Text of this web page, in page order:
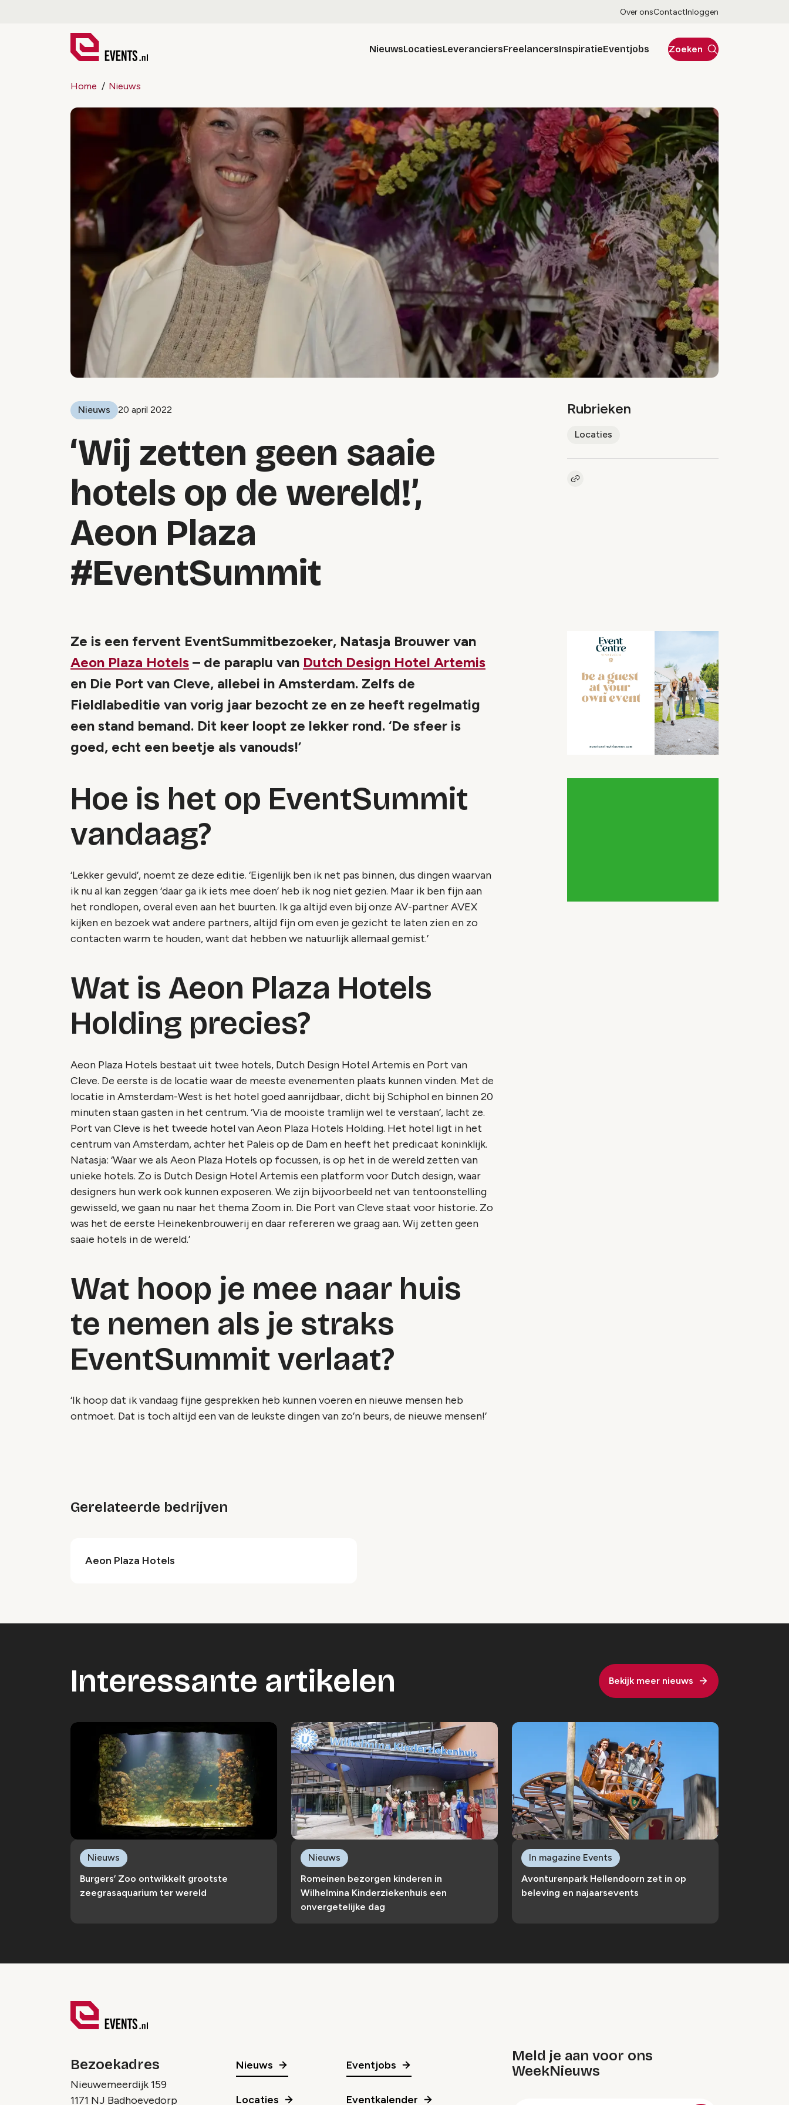
Over onsContactInloggen
NieuwsLocatiesLeveranciersFreelancersInspiratieEventjobs Zoeken
Home Nieuws
Nieuws 20 april 2022
‘Wij zetten geen saaie
hotels op de wereld!’,
Aeon Plaza
#EventSummit
Rubrieken
Locaties
Kopieer link naar artikel
Ze is een fervent EventSummitbezoeker, Natasja Brouwer van
Aeon Plaza Hotels – de paraplu van Dutch Design Hotel Artemis
en Die Port van Cleve, allebei in Amsterdam. Zelfs de
Fieldlabeditie van vorig jaar bezocht ze en ze heeft regelmatig
een stand bemand. Dit keer loopt ze lekker rond. ‘De sfeer is
goed, echt een beetje als vanouds!’
Hoe is het op EventSummit
vandaag?
‘Lekker gevuld’, noemt ze deze editie. ‘Eigenlijk ben ik net pas binnen, dus dingen waarvan
ik nu al kan zeggen ‘daar ga ik iets mee doen’ heb ik nog niet gezien. Maar ik ben fijn aan
het rondlopen, overal even aan het buurten. Ik ga altijd even bij onze AV-partner AVEX
kijken en bezoek wat andere partners, altijd fijn om even je gezicht te laten zien en zo
contacten warm te houden, want dat hebben we natuurlijk allemaal gemist.’
Wat is Aeon Plaza Hotels
Holding precies?
Aeon Plaza Hotels bestaat uit twee hotels, Dutch Design Hotel Artemis en Port van
Cleve. De eerste is de locatie waar de meeste evenementen plaats kunnen vinden. Met de
locatie in Amsterdam-West is het hotel goed aanrijdbaar, dicht bij Schiphol en binnen 20
minuten staan gasten in het centrum. ‘Via de mooiste tramlijn wel te verstaan’, lacht ze.
Port van Cleve is het tweede hotel van Aeon Plaza Hotels Holding. Het hotel ligt in het
centrum van Amsterdam, achter het Paleis op de Dam en heeft het predicaat koninklijk.
Natasja: ‘Waar we als Aeon Plaza Hotels op focussen, is op het in de wereld zetten van
unieke hotels. Zo is Dutch Design Hotel Artemis een platform voor Dutch design, waar
designers hun werk ook kunnen exposeren. We zijn bijvoorbeeld net van tentoonstelling
gewisseld, we gaan nu naar het thema Zoom in. Die Port van Cleve staat voor historie. Zo
was het de eerste Heinekenbrouwerij en daar refereren we graag aan. Wij zetten geen
saaie hotels in de wereld.’
Wat hoop je mee naar huis
te nemen als je straks
EventSummit verlaat?
‘Ik hoop dat ik vandaag fijne gesprekken heb kunnen voeren en nieuwe mensen heb
ontmoet. Dat is toch altijd een van de leukste dingen van zo’n beurs, de nieuwe mensen!’
Gerelateerde bedrijven
Aeon Plaza Hotels
Interessante artikelen Bekijk meer nieuws
Burgers’ Zoo ontwikkelt grootste
zeegrasaquarium ter wereld
Nieuws
Romeinen bezorgen kinderen in
Wilhelmina Kinderziekenhuis een
onvergetelijke dag
Nieuws
Avonturenpark Hellendoorn zet in op
beleving en najaarsevents
In magazine Events
Bezoekadres
Nieuwemeerdijk 159
1171 NJ Badhoevedorp
Nieuws
Locaties
Eventjobs
Eventkalender
Meld je aan voor ons
WeekNieuws